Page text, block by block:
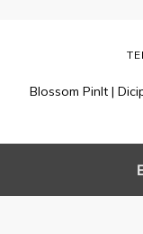
Blossom PinIt |